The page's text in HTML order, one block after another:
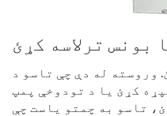
بونس ترلاسه کړئ
وروسته له دې چې تاسو د
کړئ یا د تودوخې پمپ
تاسو به چمتو یاست چې